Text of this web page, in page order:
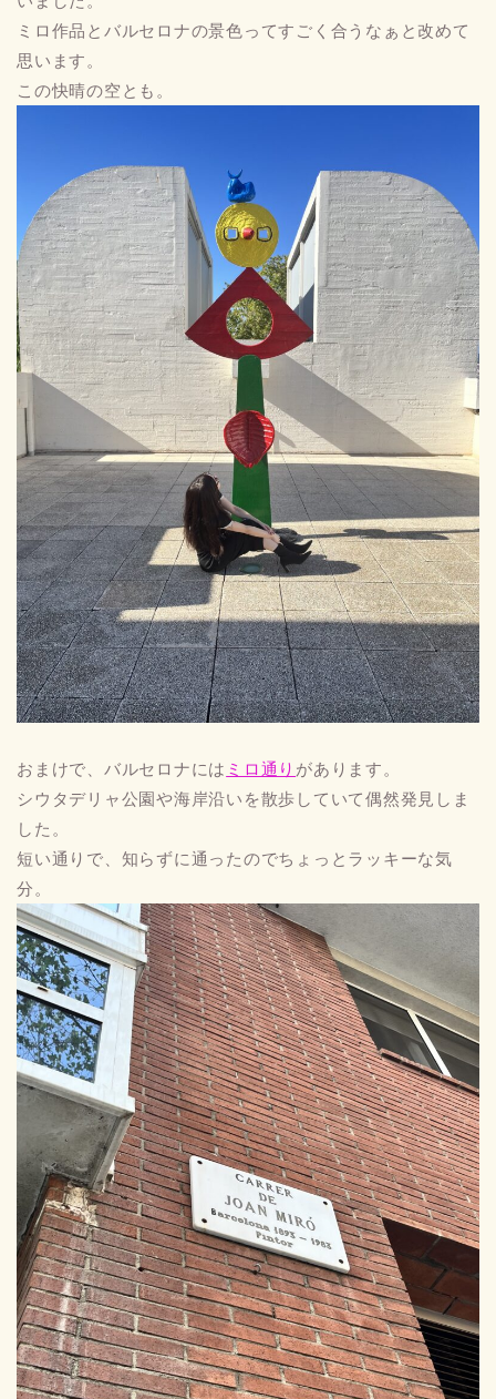
ミロ作品とバルセロナの景色ってすごく合うなぁと改めて
思います。
この快晴の空とも。
おまけで、バルセロナには ミロ通り があります。
シウタデリャ公園や海岸沿いを散歩していて偶然発見しま
した。
短い通りで、知らずに通ったのでちょっとラッキーな気
分。